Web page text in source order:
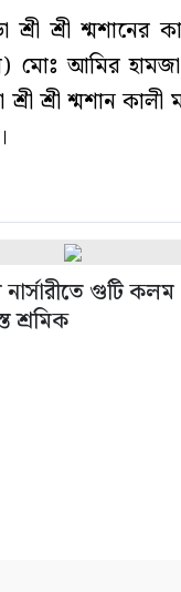
শ্রী শ্মশানের
মোঃ আমির
শ্রী শ্মশান কালী
গুটি কলম
শ্রমিক